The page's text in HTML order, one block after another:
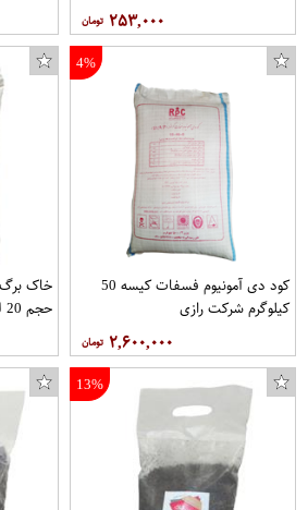
۲۵۳,۰۰۰
4%
کود دی آمونیوم فسفات کیسه 50
کیلوگرم شرکت رازی
۲,۶۰۰,۰۰۰
حجم 20 لیتر
13%